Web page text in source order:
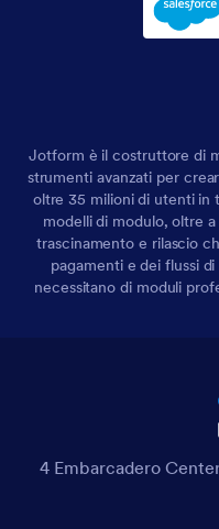
Jotform è il costruttore di
strumenti avanzati per
oltre 35 milioni di utenti
modelli di modulo, oltre
trascinamento e rilascio
pagamenti e dei flussi
necessitano di moduli
4 Embarcadero